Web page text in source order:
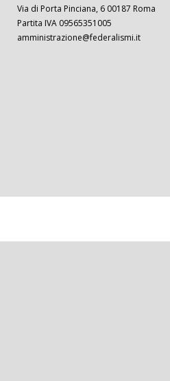
Via di Porta Pinciana, 6 00187 Roma
Partita IVA 09565351005
amministrazione@federalismi.it